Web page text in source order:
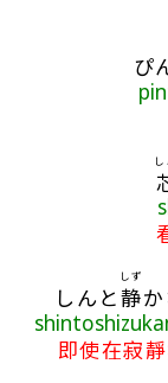
ぴ
しんと静
しず
即使在寂